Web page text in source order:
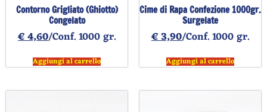
Contorno Grigliato (Ghiotto)
Congelato
€4,60/Conf. 1000 gr.
Aggiungi al carrello
Cime di Rapa Confezione 1000gr.
Surgelate
€3,90/Conf. 1000 gr.
Aggiungi al carrello